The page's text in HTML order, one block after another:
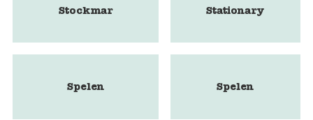
Stockmar Stationary
Spelen Spelen